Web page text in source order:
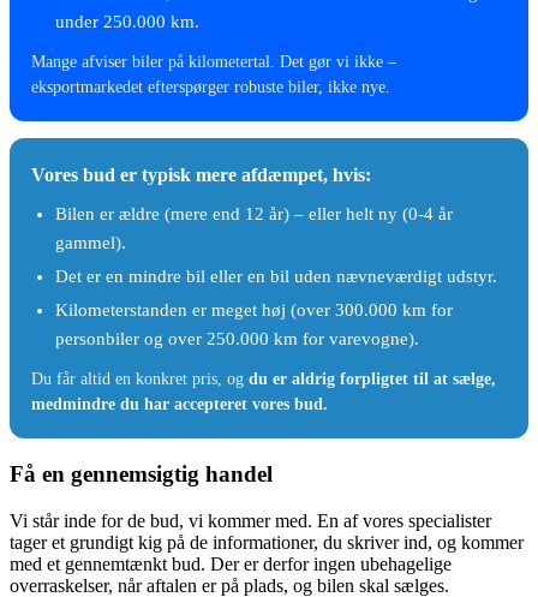
under 250.000 km.
Mange afviser biler på kilometertal. Det gør vi ikke –
eksportmarkedet efterspørger robuste biler, ikke nye.
Vores bud er typisk mere afdæmpet, hvis:
Bilen er ældre (mere end 12 år) – eller helt ny (0-4 år
gammel).
Det er en mindre bil eller en bil uden nævneværdigt udstyr.
Kilometerstanden er meget høj (over 300.000 km for
personbiler og over 250.000 km for varevogne).
Du får altid en konkret pris, og du er aldrig forpligtet til at sælge,
medmindre du har accepteret vores bud.
Få en gennemsigtig handel
Vi står inde for de bud, vi kommer med. En af vores specialister
tager et grundigt kig på de informationer, du skriver ind, og kommer
med et gennemtænkt bud. Der er derfor ingen ubehagelige
overraskelser, når aftalen er på plads, og bilen skal sælges.